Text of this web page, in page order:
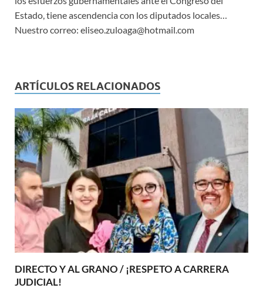
Estado, tiene ascendencia con los diputados locales…
Nuestro correo: eliseo.zuloaga@hotmail.com
ARTÍCULOS RELACIONADOS
DIRECTO Y AL GRANO / ¡RESPETO A CARRERA
JUDICIAL!